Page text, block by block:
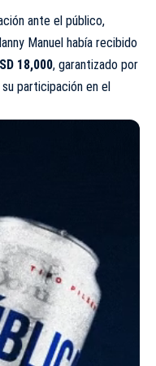
ante el público,
Manuel había recibido
18,000, garantizado por
participación en el